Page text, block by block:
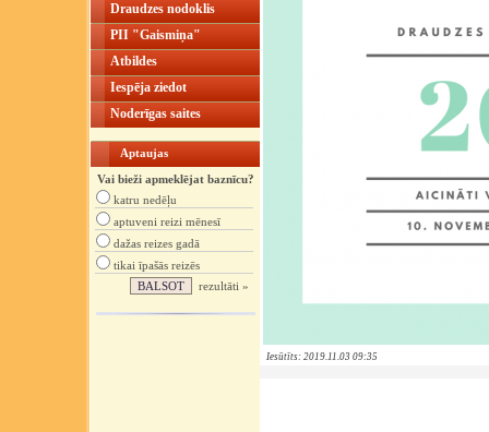
Draudzes nodoklis
PII "Gaismiņa"
Atbildes
Iespēja ziedot
Noderīgas saites
Aptaujas
Vai bieži apmeklējat baznīcu?
katru nedēļu
aptuveni reizi mēnesī
dažas reizes gadā
tikai īpašās reizēs
rezultāti »
Iesūtīts: 2019.11.03 09:35